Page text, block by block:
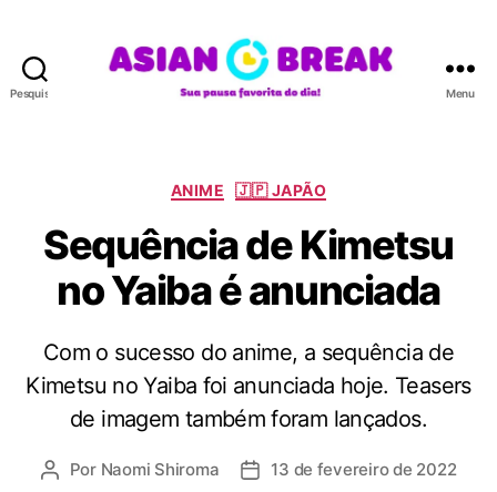
Pesquisar
A
B
R
E
A
Menu
C
t
e
g
o
i
a
ANIME 🇯🇵 JAPÃO
Sequência de Kimetsu
no Yaiba é anunciada
Com o sucesso do anime, a sequência de
Kimetsu no Yaiba foi anunciada hoje. Teasers
de imagem também foram lançados.
A Por Naomi Shiroma
D 13 de fevereiro de 2022